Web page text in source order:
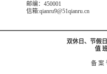
邮编：450001
信箱:qianru9@51qianru.cn
双休日、节假
值
备 案